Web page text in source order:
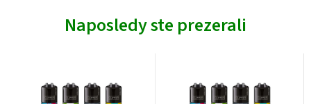
Naposledy ste prezerali